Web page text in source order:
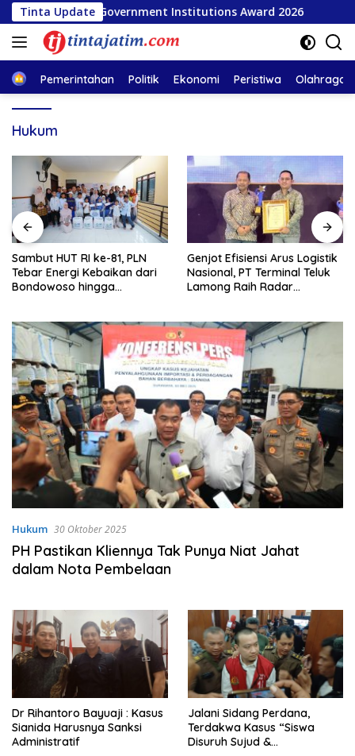
Langsung
ke
konten
Tinta Update
Popular Government Institutions Award 2026
HomePemerintahan Politik Ekonomi Peristiwa Olahraga
Hukum
Sambut HUT RI ke-81, PLN
Tebar Energi Kebaikan dari
Bondowoso hingga
Genjot Efisiensi Arus Logistik
Nasional, PT Terminal Teluk
Lamong Raih Radar
Hukum 30 Oktober 2025
PH Pastikan Kliennya Tak Punya Niat Jahat
dalam Nota Pembelaan
Dr Rihantoro Bayuaji : Kasus
Sianida Harusnya Sanksi
Administratif
Jalani Sidang Perdana,
Terdakwa Kasus “Siswa
Disuruh Sujud &